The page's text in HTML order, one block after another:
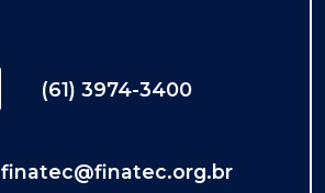
(61) 3974-3400
finatec@finatec.org.br